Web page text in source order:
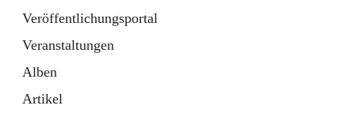
Veröffentlichungsportal
Veranstaltungen
Alben
Artikel